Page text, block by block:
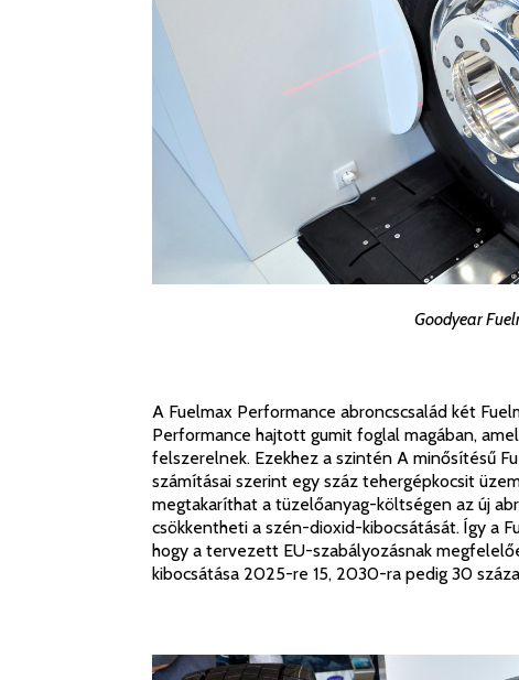
Goodyear
A Fuelmax Performance abroncscsalád két
Performance hajtott gumit foglal magában,
felszerelnek. Ezekhez a szintén A minősítésű
számításai szerint egy száz tehergépkocsit
megtakaríthat a tüzelőanyag-költségen az új
csökkentheti a szén-dioxid-kibocsátását. Így a
hogy a tervezett EU-szabályozásnak
kibocsátása 2025-re 15, 2030-ra pedig 30